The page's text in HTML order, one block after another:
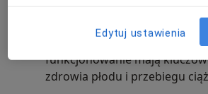
zdrowotne u płodu.
Ocena łożyska:
Jego
funkcjonowanie mają
zdrowia płodu i przebiegu
Edytuj ustawienia